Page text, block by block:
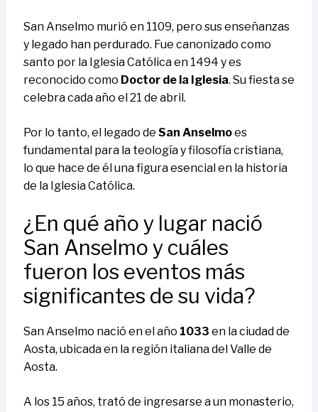
San Anselmo murió en 1109, pero sus enseñanzas
y legado han perdurado. Fue canonizado como
santo por la Iglesia Católica en 1494 y es
reconocido como Doctor de la Iglesia. Su fiesta se
celebra cada año el 21 de abril.
Por lo tanto, el legado de San Anselmoes
fundamental para la teología y filosofía cristiana,
lo que hace de él una figura esencial en la historia
de la Iglesia Católica.
¿En qué año y lugar nació
San Anselmo y cuáles
fueron los eventos más
significantes de su vida?
San Anselmo nació en el año 1033 en la ciudad de
Aosta, ubicada en la región italiana del Valle de
Aosta.
A los 15 años, trató de ingresarse a un monasterio,